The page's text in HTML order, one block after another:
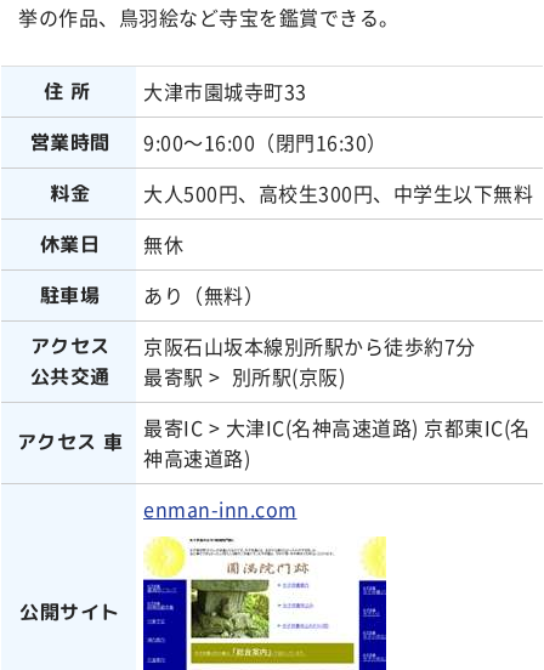
挙の作品、鳥羽絵など寺宝を鑑賞できる。
住所 大津市園城寺町33
営業時間 9:00～16:00（閉門16:30）
料金 大人500円、高校生300円、中学生以下無料
休業日 無休
駐車場 あり（無料）
アクセス
公共交通
京阪石山坂本線別所駅から徒歩約7分
最寄駅 > 別所駅(京阪)
アクセス 車
最寄IC > 大津IC(名神高速道路) 京都東IC(名
神高速道路)
公開サイト
enman-inn.com